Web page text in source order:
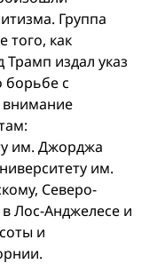
Группа
того, как
издал указ
борьбе с
им. Джорджа
им.
Северо-
Лос-Анджелесе и
и